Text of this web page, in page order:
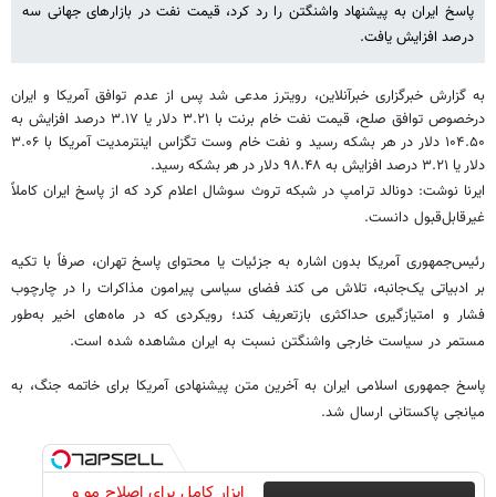
پاسخ ایران به پیشنهاد واشنگتن را رد کرد، قیمت نفت در بازارهای جهانی سه
درصد افزایش یافت.
به گزارش خبرگزاری خبرآنلاین، رویترز مدعی شد پس از عدم توافق آمریکا و ایران
درخصوص توافق صلح، قیمت نفت خام برنت با ۳.۲۱ دلار یا ۳.۱۷ درصد افزایش به
۱۰۴.۵۰ دلار در هر بشکه رسید و نفت خام وست تگزاس اینترمدیت آمریکا با ۳.۰۶
دلار یا ۳.۲۱ درصد افزایش به ۹۸.۴۸ دلار در هر بشکه رسید.
ایرنا نوشت: دونالد ترامپ در شبکه تروث سوشال اعلام کرد که از پاسخ ایران کاملاً
غیرقابل‌قبول دانست.
رئیس‌جمهوری آمریکا بدون اشاره به جزئیات یا محتوای پاسخ تهران، صرفاً با تکیه
بر ادبیاتی یک‌جانبه، تلاش می کند فضای سیاسی پیرامون مذاکرات را در چارچوب
فشار و امتیازگیری حداکثری بازتعریف کند؛ رویکردی که در ماه‌های اخیر به‌طور
مستمر در سیاست خارجی واشنگتن نسبت به ایران مشاهده شده است.
پاسخ جمهوری اسلامی ایران به آخرین متن پیشنهادی آمریکا برای خاتمه جنگ، به
میانجی پاکستانی ارسال شد.